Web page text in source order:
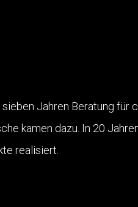
Jahren Beratung für
kamen dazu. In 20
realisiert.